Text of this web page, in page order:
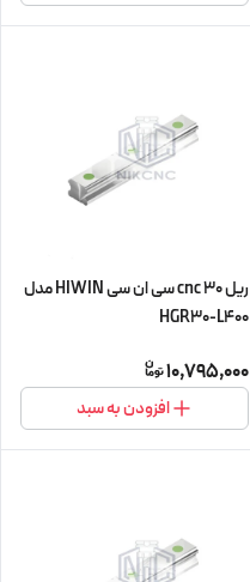
ریل 30 cnc سی ان سی HIWIN مدل
HGR30-L400
10,795,000
افزودن به سبد